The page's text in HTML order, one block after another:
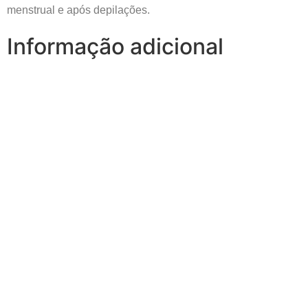
menstrual e após depilações.
Informação adicional